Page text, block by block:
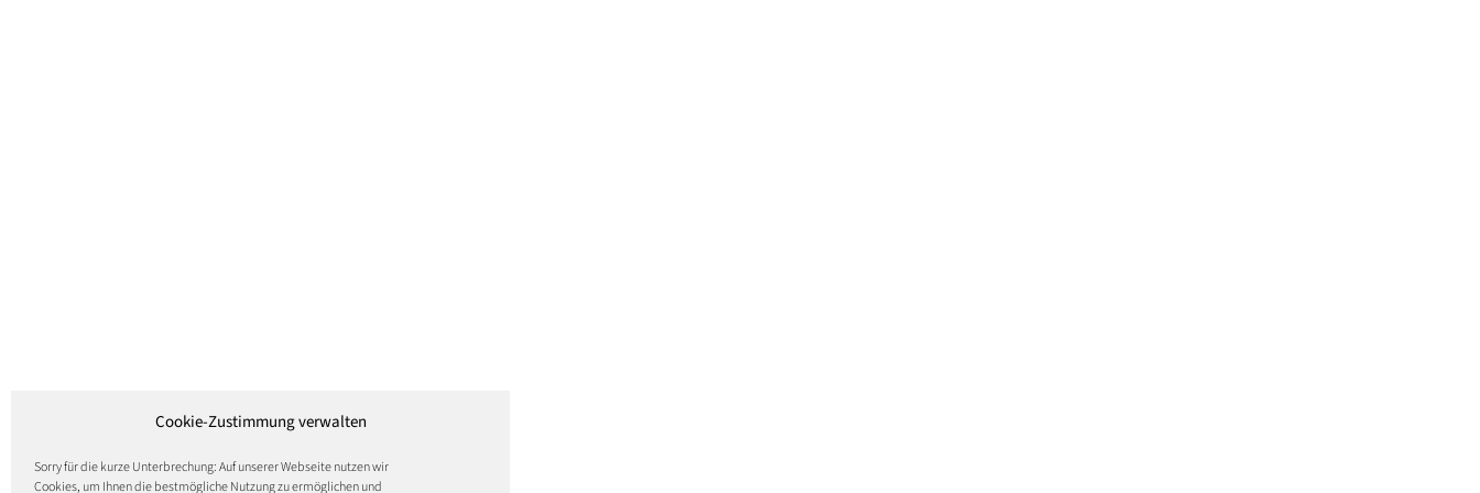
Cookie-Zustimmung verwalten
Sorry für die kurze Unterbrechung: Auf unserer Webseite nutzen wir
Cookies, um Ihnen die bestmögliche Nutzung zu ermöglichen und